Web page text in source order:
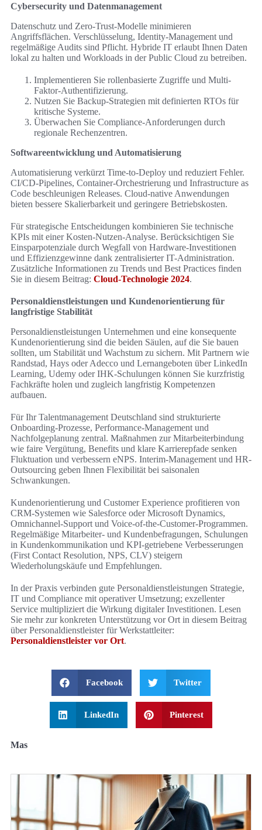
Cybersecurity und Datenmanagement
Datenschutz und Zero-Trust-Modelle minimieren
Angriffsflächen. Verschlüsselung, Identity-Management und
regelmäßige Audits sind Pflicht. Hybride IT erlaubt Ihnen Daten
lokal zu halten und Workloads in der Public Cloud zu betreiben.
Implementieren Sie rollenbasierte Zugriffe und Multi-
Faktor-Authentifizierung.
Nutzen Sie Backup-Strategien mit definierten RTOs für
kritische Systeme.
Überwachen Sie Compliance-Anforderungen durch
regionale Rechenzentren.
Softwareentwicklung und Automatisierung
Automatisierung verkürzt Time-to-Deploy und reduziert Fehler.
CI/CD-Pipelines, Container-Orchestrierung und Infrastructure as
Code beschleunigen Releases. Cloud-native Anwendungen
bieten bessere Skalierbarkeit und geringere Betriebskosten.
Für strategische Entscheidungen kombinieren Sie technische
KPIs mit einer Kosten-Nutzen-Analyse. Berücksichtigen Sie
Einsparpotenziale durch Wegfall von Hardware-Investitionen
und Effizienzgewinne dank zentralisierter IT-Administration.
Zusätzliche Informationen zu Trends und Best Practices finden
Sie in diesem Beitrag: Cloud-Technologie 2024.
Personaldienstleistungen und Kundenorientierung für
langfristige Stabilität
Personaldienstleistungen Unternehmen und eine konsequente
Kundenorientierung sind die beiden Säulen, auf die Sie bauen
sollten, um Stabilität und Wachstum zu sichern. Mit Partnern wie
Randstad, Hays oder Adecco und Lernangeboten über LinkedIn
Learning, Udemy oder IHK-Schulungen können Sie kurzfristig
Fachkräfte holen und zugleich langfristig Kompetenzen
aufbauen.
Für Ihr Talentmanagement Deutschland sind strukturierte
Onboarding-Prozesse, Performance-Management und
Nachfolgeplanung zentral. Maßnahmen zur Mitarbeiterbindung
wie faire Vergütung, Benefits und klare Karrierepfade senken
Fluktuation und verbessern eNPS. Interim-Management und HR-
Outsourcing geben Ihnen Flexibilität bei saisonalen
Schwankungen.
Kundenorientierung und Customer Experience profitieren von
CRM-Systemen wie Salesforce oder Microsoft Dynamics,
Omnichannel-Support und Voice-of-the-Customer-Programmen.
Regelmäßige Mitarbeiter- und Kundenbefragungen, Schulungen
in Kundenkommunikation und KPI-getriebene Verbesserungen
(First Contact Resolution, NPS, CLV) steigern
Wiederholungskäufe und Empfehlungen.
In der Praxis verbinden gute Personaldienstleistungen Strategie,
IT und Compliance mit operativer Umsetzung; exzellenter
Service multipliziert die Wirkung digitaler Investitionen. Lesen
Sie mehr zur konkreten Unterstützung vor Ort in diesem Beitrag
über Personaldienstleister für Werkstattleiter:
Personaldienstleister vor Ort.
Facebook Twitter
LinkedIn Pinterest
Mas